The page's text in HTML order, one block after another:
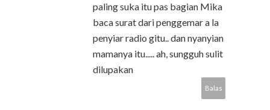
paling suka itu pas bagian Mika
baca surat dari penggemar a la
penyiar radio gitu.. dan nyanyian
mamanya itu..... ah, sungguh sulit
dilupakan
Balas